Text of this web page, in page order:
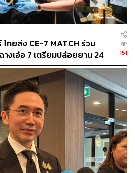
ทยส่ง CE-7 MATCH ร่วม
งเอ๋อ 7 เตรียมปล่อยยาน 24
151